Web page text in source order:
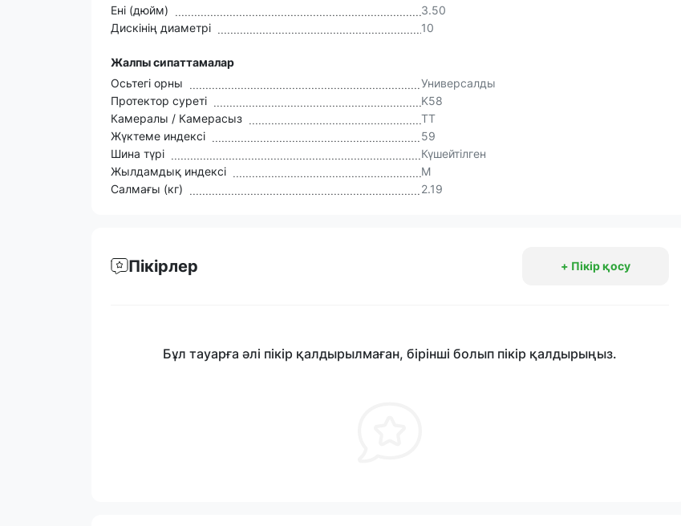
Ені (дюйм)
3.50
Дискінің диаметрі
10
Жалпы сипаттамалар
Осьтегі орны
Универсалды
Протектор суреті
K58
Камералы / Камерасыз
TT
Жүктеме индексі
59
Шина түрі
Күшейтілген
Жылдамдық индексі
M
Салмағы (кг)
2.19
Пікірлер + Пікір қосу
Бұл тауарға әлі пікір қалдырылмаған, бірінші болып пікір қалдырыңыз.